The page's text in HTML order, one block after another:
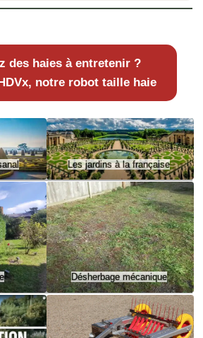
des haies à entretenir ?
notre robot taille haie
Les jardins à la française
Désherbage mécanique